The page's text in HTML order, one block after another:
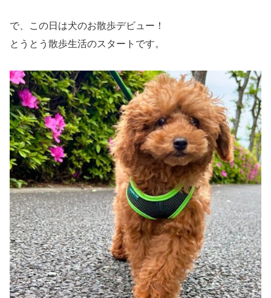
で、この日は犬のお散歩デビュー！
とうとう散歩生活のスタートです。